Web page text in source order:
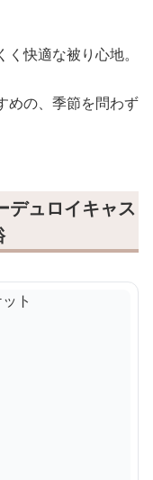
快適な被り心地。
めの、季節を問わず
デュロイキャス